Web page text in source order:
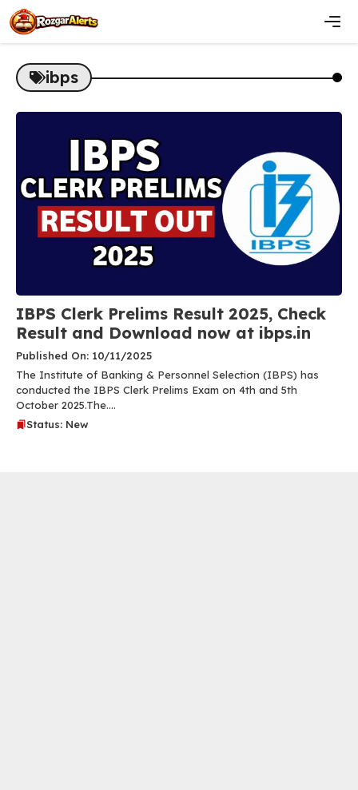
Skip
to
content
ibps
IBPS Clerk Prelims Result 2025, Check
Result and Download now at ibps.in
Published On: 10/11/2025
The Institute of Banking & Personnel Selection (IBPS) has
conducted the IBPS Clerk Prelims Exam on 4th and 5th
October 2025.The....
Status: New